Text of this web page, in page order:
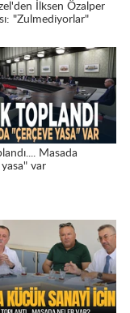
İlksen Özalper
"Zulmediyorlar"
Masada
var